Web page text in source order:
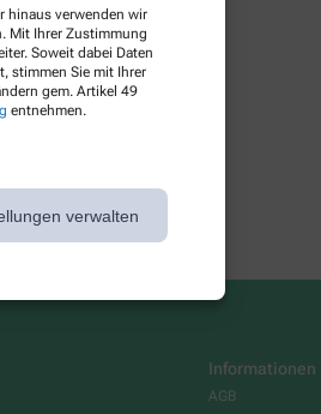
hinaus verwenden wir
Mit Ihrer Zustimmung
Soweit dabei Daten
stimmen Sie mit Ihrer
gem. Artikel 49
entnehmen.
verwalten
vorbei!
Informationen
AGB